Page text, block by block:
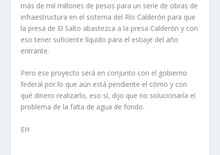
más de mil millones de pesos para un serie de obras de
infraestructura en el sistema del Río Calderón para que
la presa de El Salto abastezca a la presa Calderón y con
eso tener suficiente líquido para el estiaje del año
entrante.
Pero ese proyecto será en conjunto con el gobierno
federal por lo que aún está pendiente el cómo y con
qué dinero realizarlo, eso sí, dijo que no solucionaría el
problema de la falta de agua de fondo.
EH